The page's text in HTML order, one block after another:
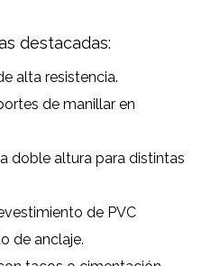
destacadas:
alta resistencia.
de manillar en
doble altura para distintas
de PVC
de anclaje.